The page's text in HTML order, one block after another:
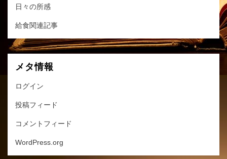
日々の所感
給食関連記事
メタ情報
ログイン
投稿フィード
コメントフィード
WordPress.org